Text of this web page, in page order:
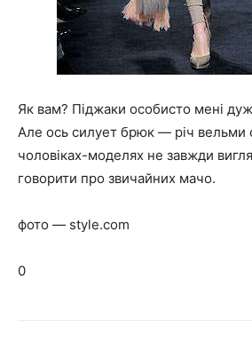
Як вам? Піджаки особисто мені
Але ось силует брюк — річ вельми
чоловіках-моделях не завжди
говорити про звичайних мачо.
фото — style.com
0